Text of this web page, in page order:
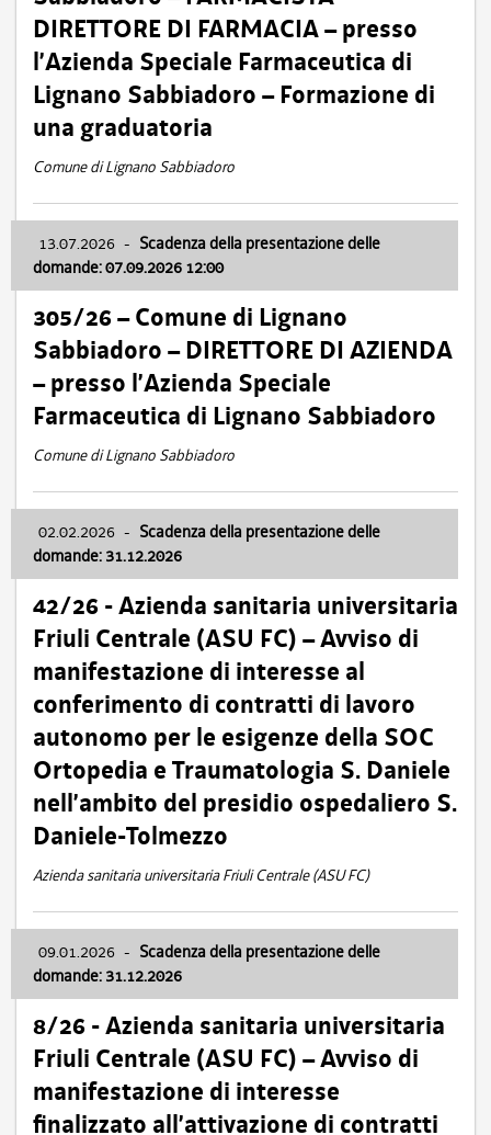
DIRETTORE DI FARMACIA – presso
l’Azienda Speciale Farmaceutica di
Lignano Sabbiadoro – Formazione di
una graduatoria
Comune di Lignano Sabbiadoro
13.07.2026 - Scadenza della presentazione delle
domande: 07.09.2026 12:00
305/26 – Comune di Lignano
Sabbiadoro – DIRETTORE DI AZIENDA
– presso l’Azienda Speciale
Farmaceutica di Lignano Sabbiadoro
Comune di Lignano Sabbiadoro
02.02.2026 - Scadenza della presentazione delle
domande: 31.12.2026
42/26 - Azienda sanitaria universitaria
Friuli Centrale (ASU FC) – Avviso di
manifestazione di interesse al
conferimento di contratti di lavoro
autonomo per le esigenze della SOC
Ortopedia e Traumatologia S. Daniele
nell’ambito del presidio ospedaliero S.
Daniele-Tolmezzo
Azienda sanitaria universitaria Friuli Centrale (ASU FC)
09.01.2026 - Scadenza della presentazione delle
domande: 31.12.2026
8/26 - Azienda sanitaria universitaria
Friuli Centrale (ASU FC) – Avviso di
manifestazione di interesse
finalizzato all’attivazione di contratti